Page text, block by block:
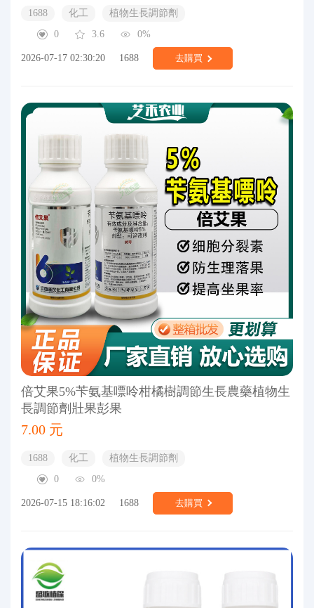
1688 化工
植物生長調節劑
0
3.6 0%
2026-07-17 02:30:20 1688 去購買
倍艾果5%苄氨基嘌呤柑橘樹調節生長農藥植物生
長調節劑壯果彭果
7.00 元
1688 化工
植物生長調節劑
0
0%
2026-07-15 18:16:02 1688 去購買